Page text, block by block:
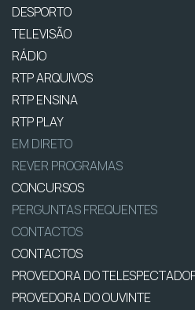
DESPORTO
TELEVISÃO
RÁDIO
RTP ARQUIVOS
RTP ENSINA
RTP PLAY
EM DIRETO
REVER PROGRAMAS
CONCURSOS
PERGUNTAS FREQUENTES
CONTACTOS
CONTACTOS
PROVEDORA DO
PROVEDORA DO OUVINTE